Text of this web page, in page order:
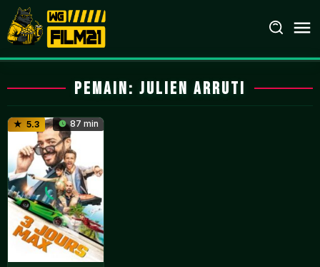
Loncat
ke
konten
Pemain: Julien Arruti
5.3 87 min